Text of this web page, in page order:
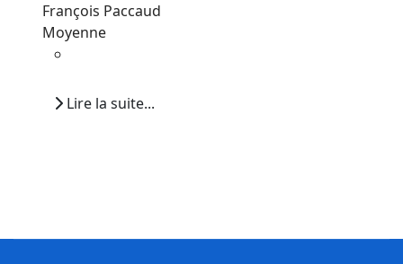
François Paccaud
Moyenne
Lire la suite...